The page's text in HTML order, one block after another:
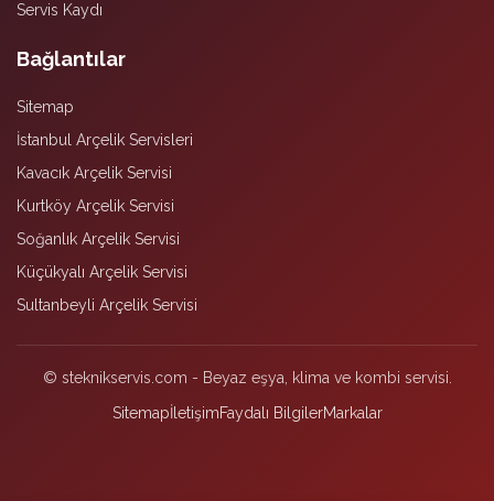
Servis Kaydı
Bağlantılar
Sitemap
İstanbul Arçelik Servisleri
Kavacık Arçelik Servisi
Kurtköy Arçelik Servisi
Soğanlık Arçelik Servisi
Küçükyalı Arçelik Servisi
Sultanbeyli Arçelik Servisi
© steknikservis.com - Beyaz eşya, klima ve kombi servisi.
SitemapİletişimFaydalı BilgilerMarkalar